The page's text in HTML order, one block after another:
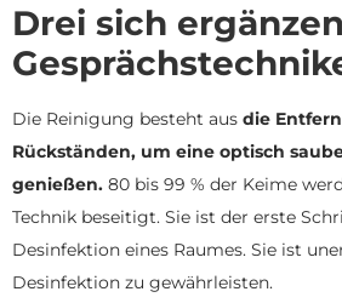
Drei sich
Die Reinigung besteht aus die
Rückständen, um eine optisch
genießen. 80 bis 99 % der Keime
Technik beseitigt. Sie ist der erste
Desinfektion eines Raumes. Sie ist
Desinfektion zu gewährleisten.